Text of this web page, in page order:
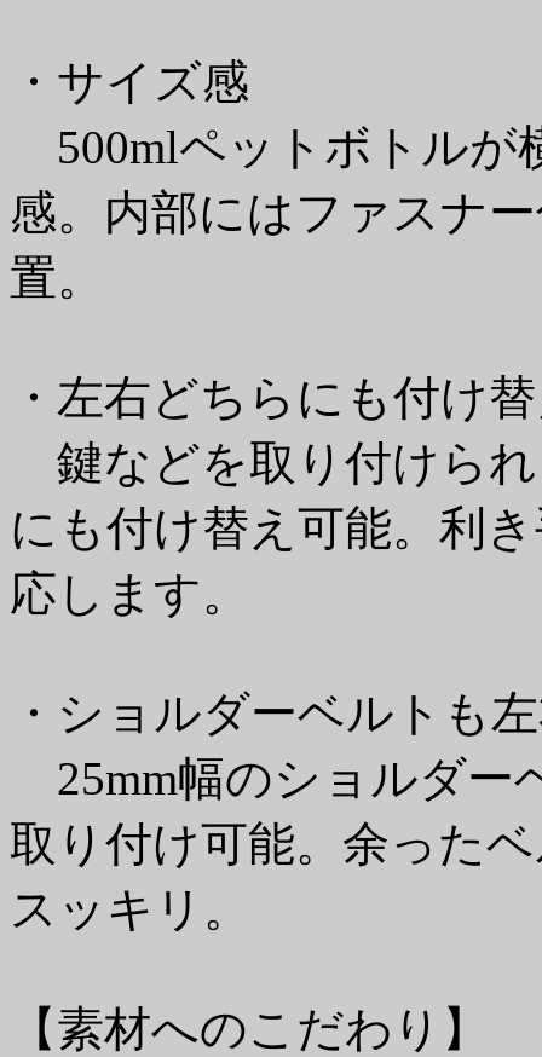
・サイズ感
500mlペットボトルが
感。内部にはファスナ
置。
・左右どちらにも付け
鍵などを取り付けら
にも付け替え可能。利
応します。
・ショルダーベルトも
25mm幅のショルダー
取り付け可能。余った
スッキリ。
【素材へのこだわり】